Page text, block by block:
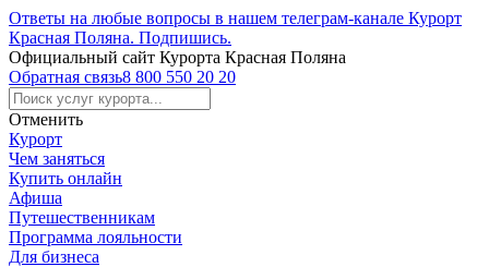
Ответы на любые вопросы в нашем телеграм-канале Курорт
Красная Поляна. Подпишись.
Официальный сайт Курорта Красная Поляна
Обратная связь8 800 550 20 20
Отменить
Курорт
Чем заняться
Купить онлайн
Афиша
Путешественникам
Программа лояльности
Для бизнеса